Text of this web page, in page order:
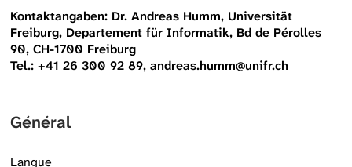
Kontaktangaben: Dr. Andreas Humm, Universität
Freiburg, Departement für Informatik, Bd de Pérolles
90, CH-1700 Freiburg
Tel.: +41 26 300 92 89, andreas.humm@unifr.ch
Général
Langue